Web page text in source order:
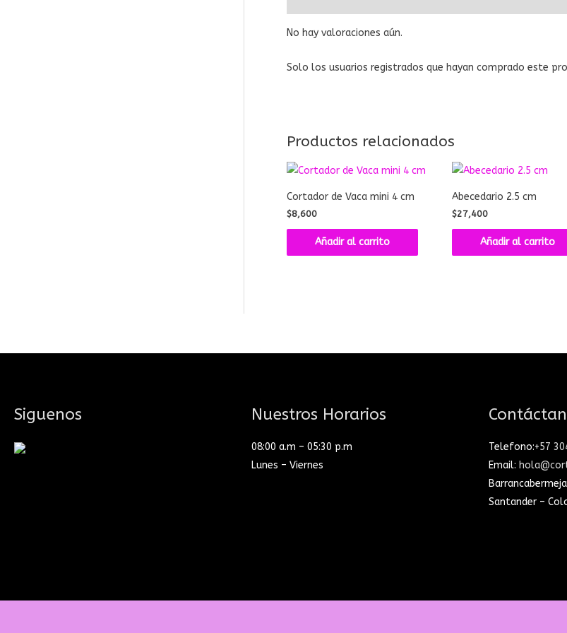
No hay valoraciones aún.
Solo los usuarios registrados que hayan comprado este
Productos relacionados
Cortador de Vaca mini 4 cm
$8,600
Añadir al carrito
Abecedario 2.5 cm
$27,400
Añadir al carrito
Siguenos Nuestros Horarios
08:00 a.m – 05:30 p.m
Lunes – Viernes
Telefono:+57
Email:
Barrancabermeja
Santander –